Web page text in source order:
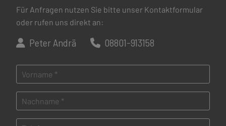
Für Anfragen nutzen Sie bitte unser Kontaktformular
oder rufen uns direkt an:
Peter Andrä 08801-913158